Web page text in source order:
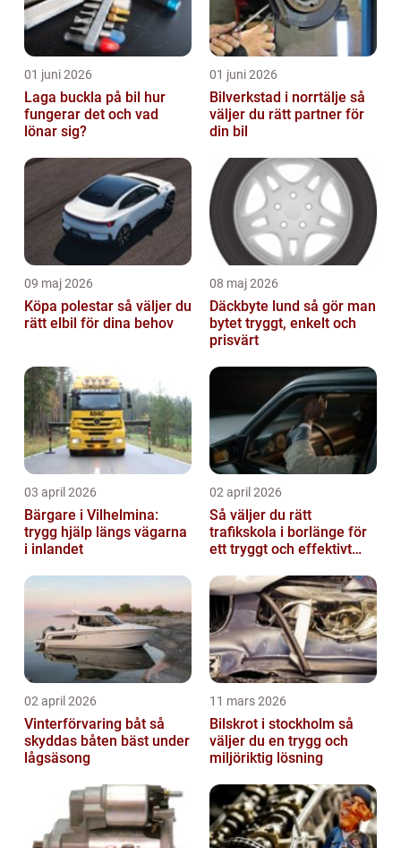
01 juni 2026
Laga buckla på bil hur
fungerar det och vad
lönar sig?
01 juni 2026
Bilverkstad i norrtälje så
väljer du rätt partner för
din bil
09 maj 2026
Köpa polestar så väljer du
rätt elbil för dina behov
08 maj 2026
Däckbyte lund så gör man
bytet tryggt, enkelt och
prisvärt
03 april 2026
Bärgare i Vilhelmina:
trygg hjälp längs vägarna
i inlandet
02 april 2026
Så väljer du rätt
trafikskola i borlänge för
ett tryggt och effektivt
02 april 2026
Vinterförvaring båt så
skyddas båten bäst under
lågsäsong
11 mars 2026
Bilskrot i stockholm så
väljer du en trygg och
miljöriktig lösning